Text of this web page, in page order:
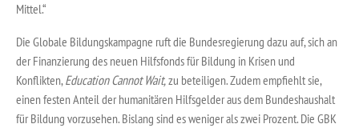
Mittel.“
Die Globale Bildungskampagne ruft die Bundesregierung dazu auf, sich an
der Finanzierung des neuen Hilfsfonds für Bildung in Krisen und
Konflikten, Education Cannot Wait,zu beteiligen. Zudem empfiehlt sie,
einen festen Anteil der humanitären Hilfsgelder aus dem Bundeshaushalt
für Bildung vorzusehen. Bislang sind es weniger als zwei Prozent. Die GBK